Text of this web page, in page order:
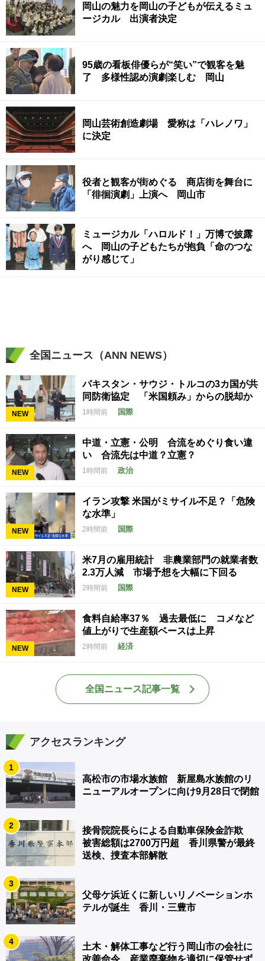
岡山の魅力を岡山の子どもが伝えるミュ
ージカル 出演者決定
95歳の看板俳優らが“笑い”で観客を魅
了 多様性認め演劇楽しむ 岡山
岡山芸術創造劇場 愛称は「ハレノワ」
に決定
役者と観客が街めぐる 商店街を舞台に
「徘徊演劇」上演へ 岡山市
ミュージカル「ハロルド！」万博で披露
へ 岡山の子どもたちが抱負「命のつな
がり感じて」
全国ニュース（ANN NEWS）
NEW
パキスタン・サウジ・トルコの3カ国が共
同防衛協定 「米国頼み」からの脱却か
1時間前 国際
NEW
中道・立憲・公明 合流をめぐり食い違
い 合流先は中道？立憲？
1時間前 政治
NEW
イラン攻撃 米国がミサイル不足？「危険
な水準」
2時間前 国際
NEW
米7月の雇用統計 非農業部門の就業者数
2.3万人減 市場予想を大幅に下回る
2時間前 国際
NEW
食料自給率37％ 過去最低に コメなど
値上がりで生産額ベースは上昇
2時間前 経済
全国ニュース記事一覧
アクセスランキング
1
高松市の市場水族館 新屋島水族館のリ
ニューアルオープンに向け9月28日で閉館
2
接骨院院長らによる自動車保険金詐欺
被害総額は2700万円超 香川県警が最終
送検、捜査本部解散
3
父母ケ浜近くに新しいリノベーションホ
テルが誕生 香川・三豊市
4
土木・解体工事など行う岡山市の会社に
改善命令 産業廃棄物を適切に保管せず